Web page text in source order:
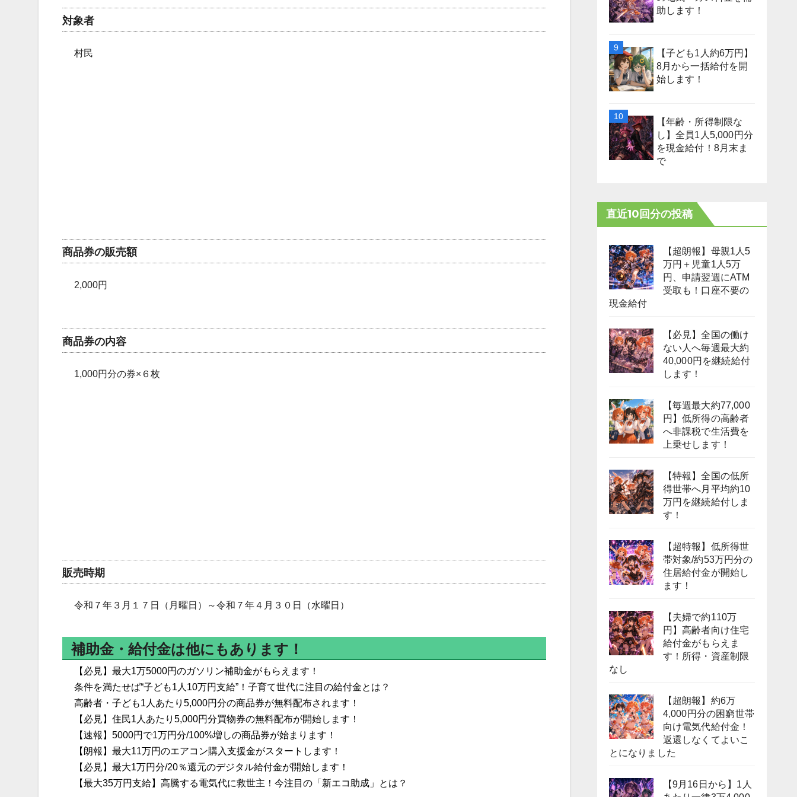
対象者
村民
商品券の販売額
2,000円
商品券の内容
1,000円分の券×６枚
販売時期
令和７年３月１７日（月曜日）～令和７年４月３０日（水曜日）
補助金・給付金は他にもあります！
【必見】最大1万5000円のガソリン補助金がもらえます！
条件を満たせば“子ども1人10万円支給”！子育て世代に注目の給付金とは？
高齢者・子ども1人あたり5,000円分の商品券が無料配布されます！
【必見】住民1人あたり5,000円分買物券の無料配布が開始します！
【速報】5000円で1万円分/100%増しの商品券が始まります！
【朗報】最大11万円のエアコン購入支援金がスタートします！
【必見】最大1万円分/20％還元のデジタル給付金が開始します！
【最大35万円支給】高騰する電気代に救世主！今注目の「新エコ助成」とは？
助します！
【子ども1人約6万円】
8月から一括給付を開
始します！
【年齢・所得制限な
し】全員1人5,000円分
を現金給付！8月末ま
で
直近10回分の投稿
【超朗報】母親1人5
万円＋児童1人5万
円、申請翌週にATM
受取も！口座不要の
現金給付
【必見】全国の働け
ない人へ毎週最大約
40,000円を継続給付
します！
【毎週最大約77,000
円】低所得の高齢者
へ非課税で生活費を
上乗せします！
【特報】全国の低所
得世帯へ月平均約10
万円を継続給付しま
す！
【超特報】低所得世
帯対象/約53万円分の
住居給付金が開始し
ます！
【夫婦で約110万
円】高齢者向け住宅
給付金がもらえま
す！所得・資産制限
なし
【超朗報】約6万
4,000円分の困窮世帯
向け電気代給付金！
返還しなくてよいこ
とになりました
【9月16日から】1人